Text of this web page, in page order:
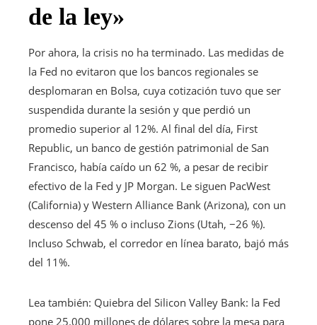
de la ley»
Por ahora, la crisis no ha terminado. Las medidas de
la Fed no evitaron que los bancos regionales se
desplomaran en Bolsa, cuya cotización tuvo que ser
suspendida durante la sesión y que perdió un
promedio superior al 12%. Al final del día, First
Republic, un banco de gestión patrimonial de San
Francisco, había caído un 62 %, a pesar de recibir
efectivo de la Fed y JP Morgan. Le siguen PacWest
(California) y Western Alliance Bank (Arizona), con un
descenso del 45 % o incluso Zions (Utah, −26 %).
Incluso Schwab, el corredor en línea barato, bajó más
del 11%.
Lea también: Artículo
reservado
Quiebra del Silicon Valley Bank: la Fed
pone 25.000 millones de dólares sobre la mesa para